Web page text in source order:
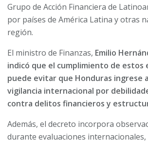
Grupo de Acción Financiera de
por países de América Latina y otras
región.
El ministro de Finanzas, Emilio
indicó que el cumplimiento de estos
puede evitar que Honduras ingrese
vigilancia internacional por
contra delitos financieros y
Además, el decreto incorpora
durante evaluaciones internacionales,